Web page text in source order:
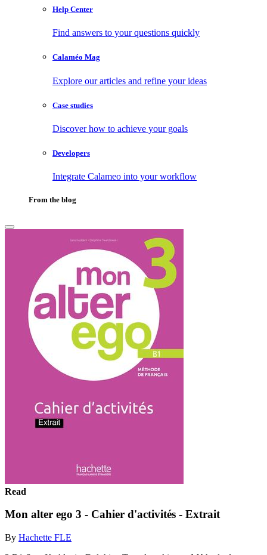
Help Center
Find answers to your questions quickly
Calaméo Mag
Explore our articles and refine your ideas
Case studies
Discover how to achieve your goals
Developers
Integrate Calameo into your workflow
From the blog
Read
Mon alter ego 3 - Cahier d'activités - Extrait
By Hachette FLE